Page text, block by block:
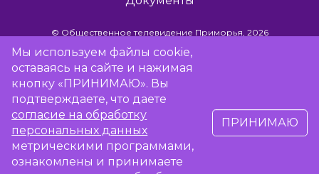
© Общественное телевидение Приморья, 2026
Разработка сайта -
Сообщить об отсутствии вещания
Мы используем файлы cookie,
оставаясь на сайте и нажимая
кнопку «ПРИНИМАЮ». Вы
подтверждаете, что даете
согласие на обработку
персональных данных
метрическими программами,
ознакомлены и принимаете
ПРИНИМАЮ